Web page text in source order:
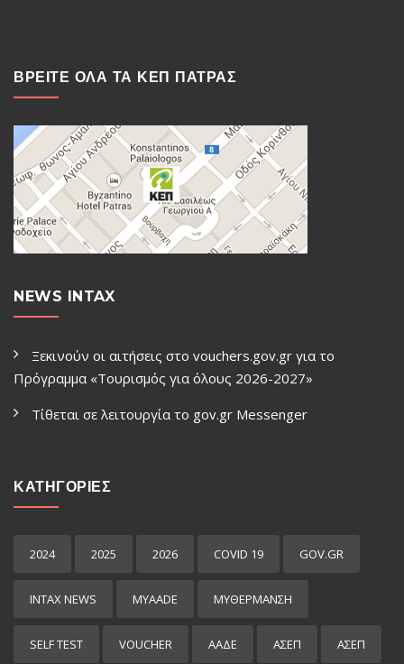
ΒΡΕΙΤΕ ΟΛΑ ΤΑ ΚΕΠ ΠΑΤΡΑΣ
NEWS INTAX
Ξεκινούν οι αιτήσεις στο vouchers.gov.gr για το
Πρόγραμμα «Τουρισμός για όλους 2026-2027»
Τίθεται σε λειτουργία το gov.gr Μessenger
ΚΑΤΗΓΟΡΙΕΣ
2024 2025 2026 COVID 19 GOV.GR
INTAX NEWS MYAADE MYΘΈΡΜΑΝΣΗ
SELF TEST VOUCHER ΑΑΔΕ ΑΣΕΠ ΑΣΕΠ